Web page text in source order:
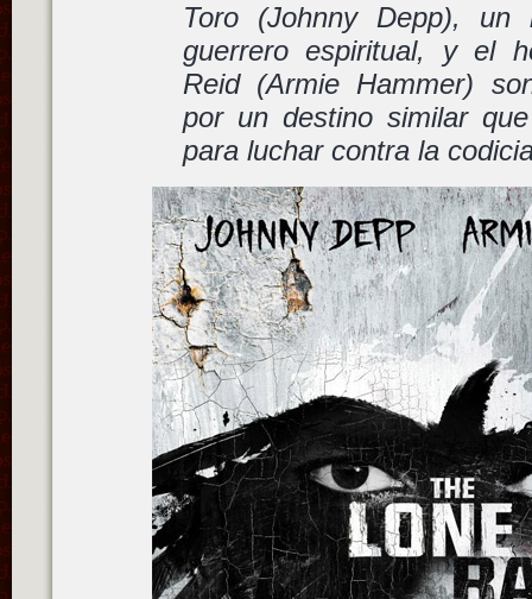
Toro (Johnny Depp), un
guerrero espiritual, y el
Reid (Armie Hammer)
por un destino similar
para luchar contra la